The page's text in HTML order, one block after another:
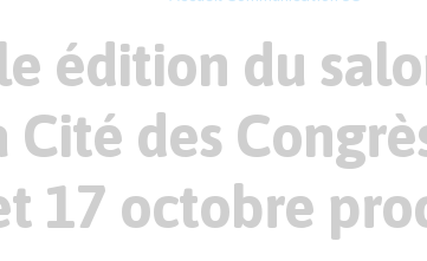
édition du
des
17 octobre